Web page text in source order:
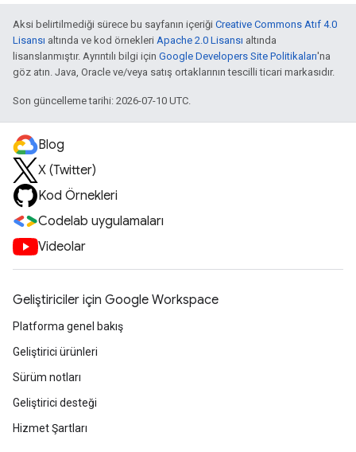
Aksi belirtilmediği sürece bu sayfanın içeriği Creative Commons Atıf 4.0
Lisansı altında ve kod örnekleri Apache 2.0 Lisansı altında
lisanslanmıştır. Ayrıntılı bilgi için Google Developers Site Politikaları'na
göz atın. Java, Oracle ve/veya satış ortaklarının tescilli ticari markasıdır.
Son güncelleme tarihi: 2026-07-10 UTC.
Blog
X (Twitter)
Kod Örnekleri
Codelab uygulamaları
Videolar
Geliştiriciler için Google Workspace
Platforma genel bakış
Geliştirici ürünleri
Sürüm notları
Geliştirici desteği
Hizmet Şartları